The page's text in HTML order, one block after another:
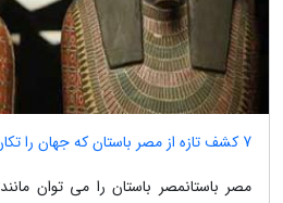
7 کشف تازه از مصر باستان که جهان را تکان داد
مصر باستانمصر باستان را می توان